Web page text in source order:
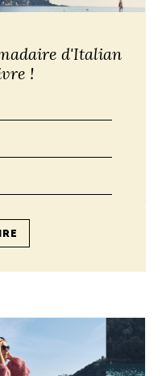
up paddle
d'Italian
!